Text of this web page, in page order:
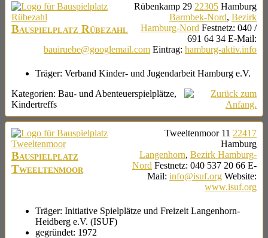
Bauspielplatz Rübezahl
Rübenkamp 29 22305 Hamburg
Barmbek-Nord, Bezirk
Hamburg-Nord Festnetz: 040 /
691 64 34 E-Mail:
bauiruebe@googlemail.com Eintrag: hamburg-aktiv.info
Träger: Verband Kinder- und Jugendarbeit Hamburg e.V.
Kategorien: Bau- und Abenteuerspielplätze,
Kindertreffs
Bauspielplatz
Tweeltenmoor
Tweeltenmoor 11 22417
Hamburg
Langenhorn, Bezirk Hamburg-
Nord Festnetz: 040 537 20 66 E-
Mail: info@isuf.org Website:
www.isuf.org
Träger: Initiative Spielplätze und Freizeit Langenhorn-
Heidberg e.V. (ISUF)
gegründet: 1972